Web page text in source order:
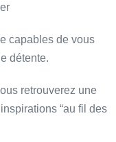
capables de vous
détente.
retrouverez une
“au fil des